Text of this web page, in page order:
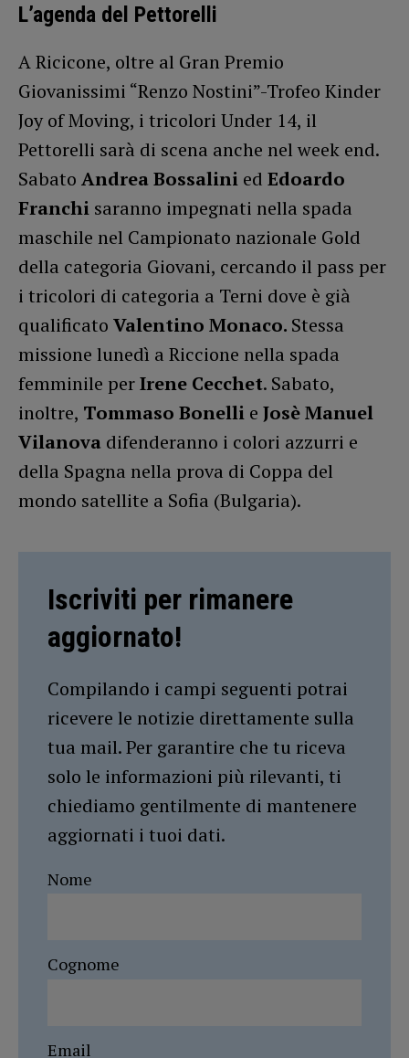
L’agenda del Pettorelli
A Ricicone, oltre al Gran Premio
Giovanissimi “Renzo Nostini”-Trofeo Kinder
Joy of Moving, i tricolori Under 14, il
Pettorelli sarà di scena anche nel week end.
Sabato Andrea Bossalini ed Edoardo
Franchi saranno impegnati nella spada
maschile nel Campionato nazionale Gold
della categoria Giovani, cercando il pass per
i tricolori di categoria a Terni dove è già
qualificato Valentino Monaco. Stessa
missione lunedì a Riccione nella spada
femminile perIrene Cecchet. Sabato,
inoltre, Tommaso Bonelli e Josè Manuel
Vilanova difenderanno i colori azzurri e
della Spagna nella prova di Coppa del
mondo satellite a Sofia (Bulgaria).
Iscriviti per rimanere
aggiornato!
Compilando i campi seguenti potrai
ricevere le notizie direttamente sulla
tua mail. Per garantire che tu riceva
solo le informazioni più rilevanti, ti
chiediamo gentilmente di mantenere
aggiornati i tuoi dati.
Nome
Cognome
Email